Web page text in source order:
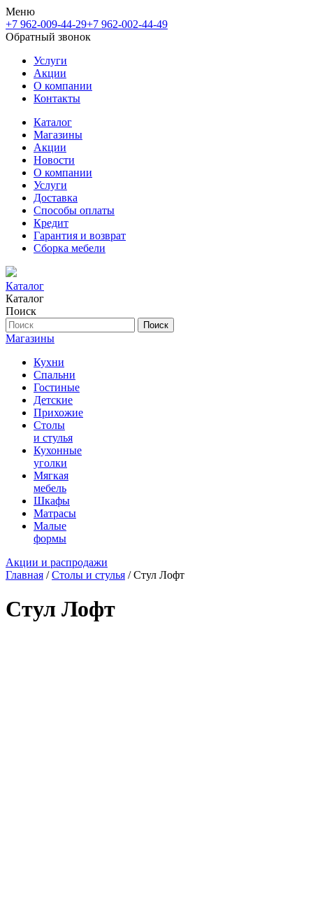
Меню
+7 962-009-44-29+7 962-002-44-49
Обратный звонок
Услуги
Акции
О компании
Контакты
Каталог
Магазины
Акции
Новости
О компании
Услуги
Доставка
Способы оплаты
Кредит
Гарантия и возврат
Сборка мебели
Каталог
Каталог
Поиск
Поиск
Магазины
Кухни
Спальни
Гостиные
Детские
Прихожие
Столы
и стулья
Кухонные
уголки
Мягкая
мебель
Шкафы
Матрасы
Малые
формы
Акции и распродажи
Главная /Столы и стулья / Стул Лофт
Стул Лофт